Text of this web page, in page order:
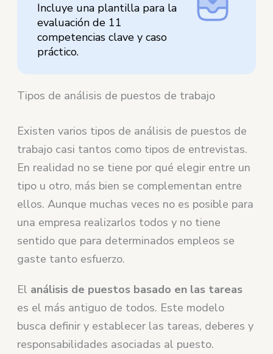
Incluye una plantilla para la
evaluación de 11
competencias clave y caso
práctico.
Tipos de análisis de puestos de trabajo
Existen varios tipos de análisis de puestos de
trabajo casi tantos como tipos de entrevistas.
En realidad no se tiene por qué elegir entre un
tipo u otro, más bien se complementan entre
ellos. Aunque muchas veces no es posible para
una empresa realizarlos todos y no tiene
sentido que para determinados empleos se
gaste tanto esfuerzo.
El análisis de puestos basado en las tareas
es el más antiguo de todos. Este modelo
busca definir y establecer las tareas, deberes y
responsabilidades asociadas al puesto.